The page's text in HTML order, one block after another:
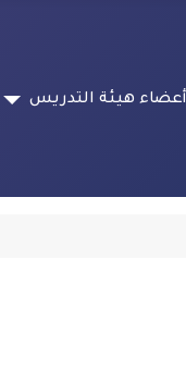
أعضاء هيئة التدريس